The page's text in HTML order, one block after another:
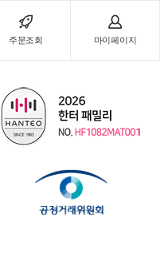
주문조회 마이페이지